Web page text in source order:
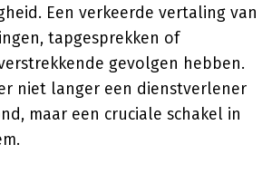
Een verkeerde vertaling van
tapgesprekken of
gevolgen hebben.
niet langer een dienstverlener
maar een cruciale schakel in